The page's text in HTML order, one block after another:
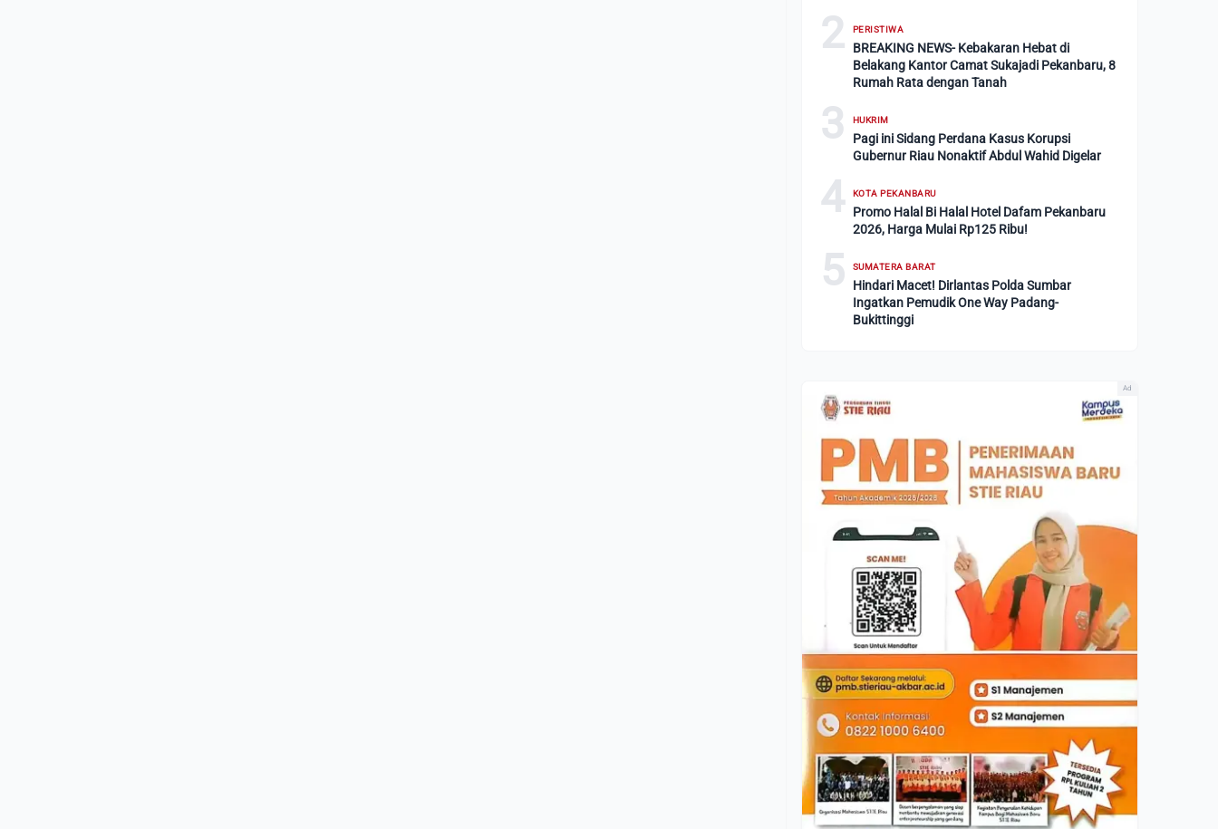
2 PERISTIWA
BREAKING NEWS- Kebakaran Hebat di
Belakang Kantor Camat Sukajadi Pekanbaru, 8
Rumah Rata dengan Tanah
3 HUKRIM
Pagi ini Sidang Perdana Kasus Korupsi
Gubernur Riau Nonaktif Abdul Wahid Digelar
4 KOTA PEKANBARU
Promo Halal Bi Halal Hotel Dafam Pekanbaru
2026, Harga Mulai Rp125 Ribu!
5 SUMATERA BARAT
Hindari Macet! Dirlantas Polda Sumbar
Ingatkan Pemudik One Way Padang-
Bukittinggi
Ad